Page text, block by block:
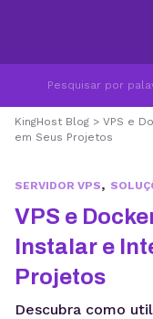
KingHost Blog > VPS e
em Seus Projetos
SERVIDOR VPS,
VPS e
Instalar e
Projetos
Descubra como